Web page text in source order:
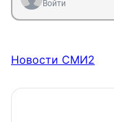
Войти
Новости СМИ2